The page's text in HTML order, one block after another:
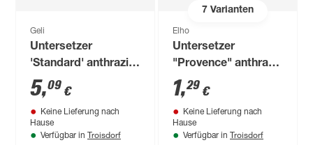
Geli
Untersetzer
'Standard' anthrazit
Ø 34 cm
5,09 €
Keine Lieferung nach
Hause
Verfügbar in Troisdorf
7 Varianten
Elho
Untersetzer
"Provence" anthrazit
Ø 10 cm
1,29 €
Keine Lieferung nach
Hause
Verfügbar in Troisdorf